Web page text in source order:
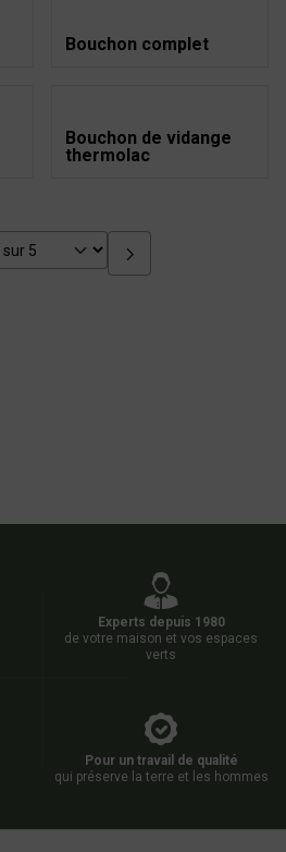
Bouchon complet
Bouchon de vidange
thermolac
Experts depuis 1980
de votre maison et vos espaces
verts
Pour un travail de qualité
qui préserve la terre et les hommes